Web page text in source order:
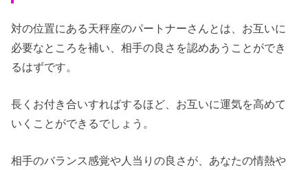
対の位置にある天秤座のパートナーさんとは、お互いに
必要なところを補い、相手の良さを認めあうことができ
るはずです。
長くお付き合いすればするほど、お互いに運気を高めて
いくことができるでしょう。
相手のバランス感覚や人当りの良さが、あなたの情熱や